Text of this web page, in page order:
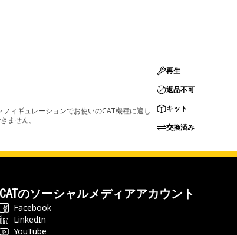
ィギュレーションでお使いのCAT機種に適し
ません。
再生
返品不可
キット
交換済み
CATのソーシャルメディアアカウント
Facebook
LinkedIn
YouTube